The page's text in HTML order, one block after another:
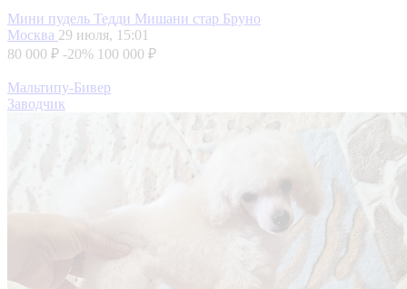
Мини пудель Тедди Мишани стар Бруно
Москва 29 июля, 15:01
80 000 ₽ -20% 100 000 ₽
Мальтипу-Бивер
Заводчик